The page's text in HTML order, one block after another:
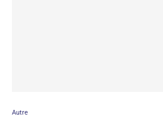
Autre